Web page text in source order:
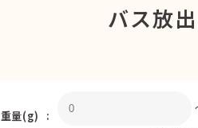
バス放
重量(g)